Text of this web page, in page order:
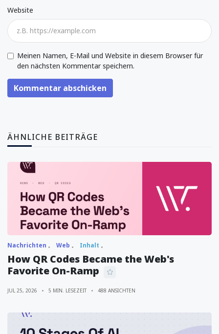
Website
Meinen Namen, E-Mail und Website in diesem Browser für
den nächsten Kommentar speichern.
Kommentar abschicken
ÄHNLICHE BEITRÄGE
Nachrichten Web Inhalt
How QR Codes Became the Web's
Favorite On-Ramp
JUL 25, 2026 5 MIN. LESEZEIT 488 ANSICHTEN